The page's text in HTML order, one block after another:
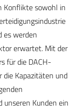
Konflikte sowohl in
es werden
erwartet. Mit der
für die DACH-
die Kapazitäten und
unseren Kunden ein